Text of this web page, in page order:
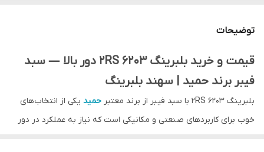
توضیحات
قیمت و خرید بلبرینگ 6203 2RS دور بالا — سبد
فیبر برند حمید | سهند بلبرینگ
بلبرینگ 6203 2RS با سبد فیبر از برند معتبر حمید یکی از انتخاب‌های
خوب برای کاربردهای صنعتی و مکانیکی است که نیاز به عملکرد در دور